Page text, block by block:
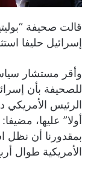
قالت صحيفة
إسرائيل حليفا
وأقر مستشار
للصحيفة بأن
الرئيس الأمريكي
أولا” عليها،
بمقدورنا أن نظل
الأمريكية طوال